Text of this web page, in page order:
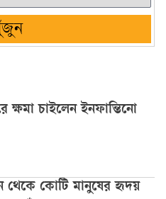
ক্ষমা চাইলেন ইনফান্তিনো
কোটি মানুষের হৃদয়